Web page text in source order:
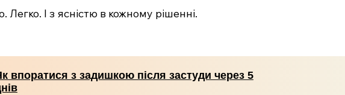
Легко. І з ясністю в кожному рішенні.
впоратися з задишкою після застуди через 5